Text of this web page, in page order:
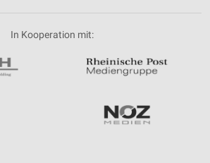
In Kooperation mit: